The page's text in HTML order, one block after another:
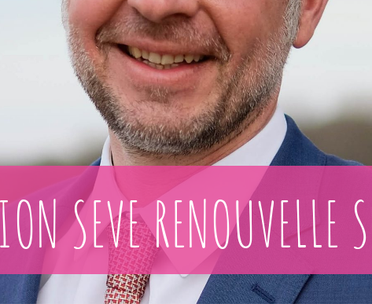
SEVE RENOUVELLE